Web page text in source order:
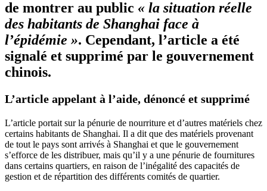
de montrer au public « la situation réelle
des habitants de Shanghai face à
l’épidémie ». Cependant, l’article a été
signalé et supprimé par le gouvernement
chinois.
L’article appelant à l’aide, dénoncé et supprimé
L’article portait sur la pénurie de nourriture et d’autres matériels chez
certains habitants de Shanghai. Il a dit que des matériels provenant
de tout le pays sont arrivés à Shanghai et que le gouvernement
s’efforce de les distribuer, mais qu’il y a une pénurie de fournitures
dans certains quartiers, en raison de l’inégalité des capacités de
gestion et de répartition des différents comités de quartier.